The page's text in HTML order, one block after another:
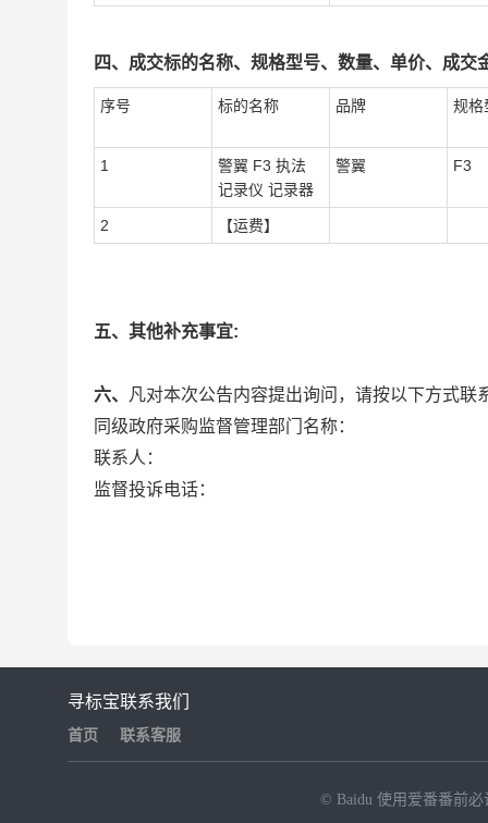
四、成交标的名称、规格型号、数量、单价、成交
序号 标的名称 品牌 规格
1
警翼 F3 执法
记录仪 记录器
警翼 F3
2 【运费】
五、其他补充事宜:
六、
凡对本次公告内容提出询问，请按以下方式联
同级政府采购监督管理部门名称：
联系人：
监督投诉电话：
寻标宝
首页
联系我们
联系客服
© Baidu 使用爱番番前必